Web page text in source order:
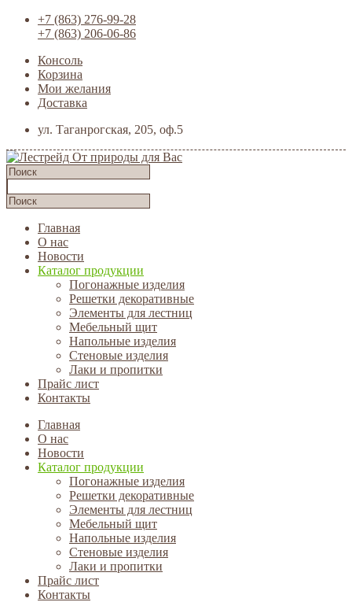
+7 (863) 276-99-28
+7 (863) 206-06-86
Консоль
Корзина
Мои желания
Доставка
ул. Таганрогская, 205, оф.5
Главная
О нас
Новости
Каталог продукции
Погонажные изделия
Решетки декоративные
Элементы для лестниц
Мебельный щит
Напольные изделия
Стеновые изделия
Лаки и пропитки
Прайс лист
Контакты
Главная
О нас
Новости
Каталог продукции
Погонажные изделия
Решетки декоративные
Элементы для лестниц
Мебельный щит
Напольные изделия
Стеновые изделия
Лаки и пропитки
Прайс лист
Контакты